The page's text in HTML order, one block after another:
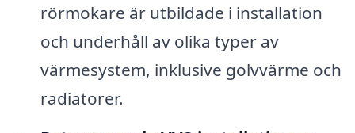
rörmokare är utbildade i installation
och underhåll av olika typer av
värmesystem, inklusive golvvärme och
radiatorer.